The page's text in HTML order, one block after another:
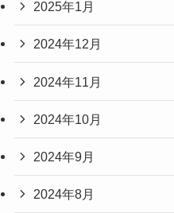
2025年1月
2024年12月
2024年11月
2024年10月
2024年9月
2024年8月